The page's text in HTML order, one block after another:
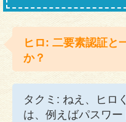
ヒロ: 二要素認証と
か？
タクミ: ねえ、ヒロ
は、例えばパスワー